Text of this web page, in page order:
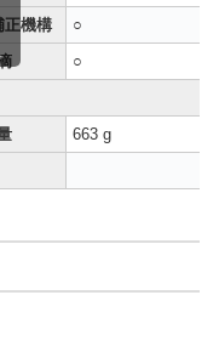
正機構
○
○
663 g